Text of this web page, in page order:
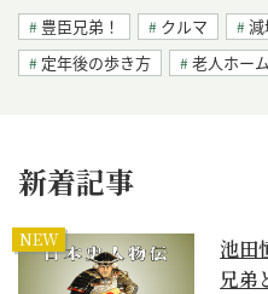
豊臣兄弟！ クルマ 減
定年後の歩き方
老人ホーム
新着記事
NEW
池田
兄弟